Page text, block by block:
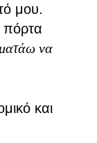
μου.
πόρτα
να
και